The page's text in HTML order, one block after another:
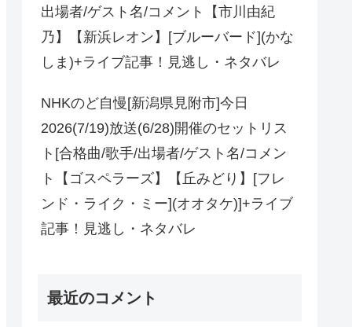
出場者/ゲスト名/コメント【市川由紀
乃】【新浜レオン】[ブルーバード](かな
しま)+ライブ記事！見逃し・ネタバレ
NHKのど自慢[新潟県見附市]今日
2026(7/19)放送(6/28)開催のセットリス
ト[合格曲/歌手/出場者/ゲスト名/コメン
ト【ゴスペラーズ】【丘みどり】[フレ
ンド・ライク・ミー](オオタケ)]+ライブ
記事！見逃し・ネタバレ
最近のコメント